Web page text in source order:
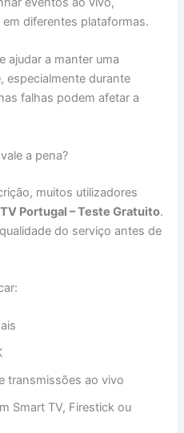
diferentes plataformas.
ajudar a manter uma
especialmente durante
falhas podem afetar a
a pena?
muitos utilizadores
Portugal – Teste Gratuito.
do serviço antes de
transmissões ao vivo
Smart TV, Firestick ou